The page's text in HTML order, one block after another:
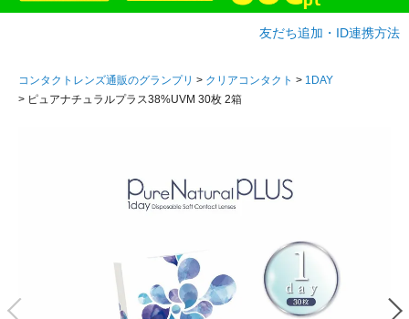
友だち追加・ID連携方法
コンタクトレンズ通販のグランプリ クリアコンタクト
1DAY
ピュアナチュラルプラス38%UVM 30枚 2箱